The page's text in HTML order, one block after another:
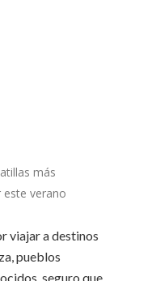
más
este verano
viajar a destinos
pueblos
seguro que